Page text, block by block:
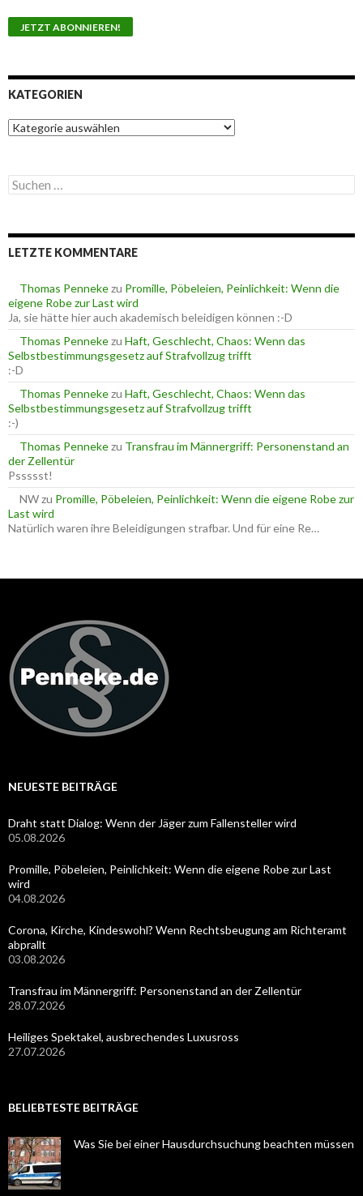
KATEGORIEN
K
a
g
o
n
S
u
e
n
c
h
:
LETZTE KOMMENTARE
Thomas Pennekezu Promille, Pöbeleien, Peinlichkeit: Wenn die
eigene Robe zur Last wird
Ja, sie hätte hier auch akademisch beleidigen können :-D
Thomas Pennekezu Haft, Geschlecht, Chaos: Wenn das
Selbstbestimmungsgesetz auf Strafvollzug trifft
:-D
Thomas Pennekezu Haft, Geschlecht, Chaos: Wenn das
Selbstbestimmungsgesetz auf Strafvollzug trifft
:-)
Thomas Pennekezu Transfrau im Männergriff: Personenstand an
der Zellentür
Pssssst!
NWzu Promille, Pöbeleien, Peinlichkeit: Wenn die eigene Robe zur
Last wird
Natürlich waren ihre Beleidigungen strafbar. Und für eine Re…
NEUESTE BEITRÄGE
Draht statt Dialog: Wenn der Jäger zum Fallensteller wird
05.08.2026
Promille, Pöbeleien, Peinlichkeit: Wenn die eigene Robe zur Last
wird
04.08.2026
Corona, Kirche, Kindeswohl? Wenn Rechtsbeugung am Richteramt
abprallt
03.08.2026
Transfrau im Männergriff: Personenstand an der Zellentür
28.07.2026
Heiliges Spektakel, ausbrechendes Luxusross
27.07.2026
BELIEBTESTE BEITRÄGE
Was Sie bei einer Hausdurchsuchung beachten müssen